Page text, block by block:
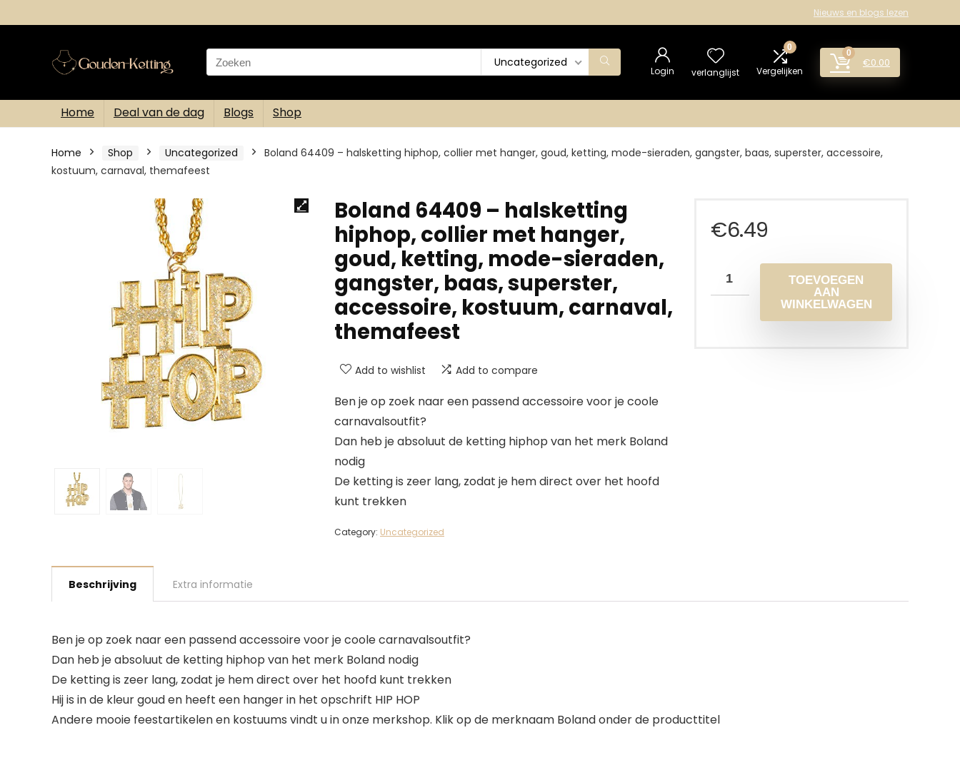
Nieuws en blogs lezen
Search
for:
Uncategorized
Login verlanglijst
0
Vergelijken
0
€0.00
Home Deal van de dag Blogs Shop
Home Shop Uncategorized
Boland 64409 – halsketting hiphop, collier met hanger, goud, ketting, mode-sieraden, gangster, baas, superster, accessoire,
kostuum, carnaval, themafeest
Boland 64409 – halsketting
hiphop, collier met hanger,
goud, ketting, mode-sieraden,
gangster, baas, superster,
accessoire, kostuum, carnaval,
themafeest
Add to wishlist Add to compare
Ben je op zoek naar een passend accessoire voor je coole
carnavalsoutfit?
Dan heb je absoluut de ketting hiphop van het merk Boland
nodig
De ketting is zeer lang, zodat je hem direct over het hoofd
kunt trekken
Category: Uncategorized
€6.49
TOEVOEGEN
AAN
WINKELWAGEN
Beschrijving Extra informatie
Ben je op zoek naar een passend accessoire voor je coole carnavalsoutfit?
Dan heb je absoluut de ketting hiphop van het merk Boland nodig
De ketting is zeer lang, zodat je hem direct over het hoofd kunt trekken
Hij is in de kleur goud en heeft een hanger in het opschrift HIP HOP
Andere mooie feestartikelen en kostuums vindt u in onze merkshop. Klik op de merknaam Boland onder de producttitel